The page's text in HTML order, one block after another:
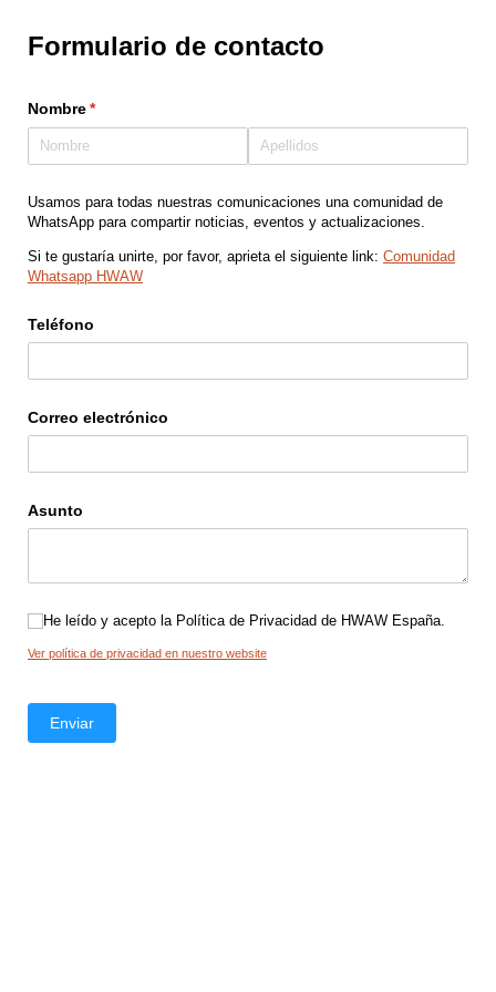
Formulario de contacto
Nombre*
(necesario)
Usamos para todas nuestras comunicaciones una comunidad de
WhatsApp para compartir noticias, eventos y actualizaciones.
Si te gustaría unirte, por favor, aprieta el siguiente link: Comunidad
Whatsapp HWAW
Teléfono
Correo electrónico
Asunto
He leído y acepto la Política de Privacidad de HWAW España.
He leído y acepto la Política de Privacidad de HWAW España.
Ver política de privacidad en nuestro website
Enviar